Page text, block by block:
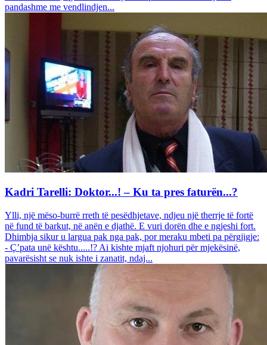
pandashme me vendlindjen...
Kadri Tarelli: Doktor...! – Ku ta pres faturën...?
Ylli, një mëso-burrë rreth të pesëdhjetave, ndjeu një therrje të fortë
në fund të barkut, në anën e djathë. E vuri dorën dhe e ngjeshi fort.
Dhimbja sikur u largua pak nga pak, por meraku mbeti pa përgjigje:
- Ç’pata unë kështu.....!? Ai kishte mjaft njohuri për mjekësinë,
pavarësisht se nuk ishte i zanatit, ndaj...